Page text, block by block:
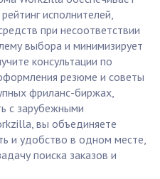
исполнителей,
при несоответствии
выбора и минимизирует
консультации по
резюме и советы
фриланс-биржах,
с зарубежными
вы объединяете
и удобство в одном месте,
поиска заказов и